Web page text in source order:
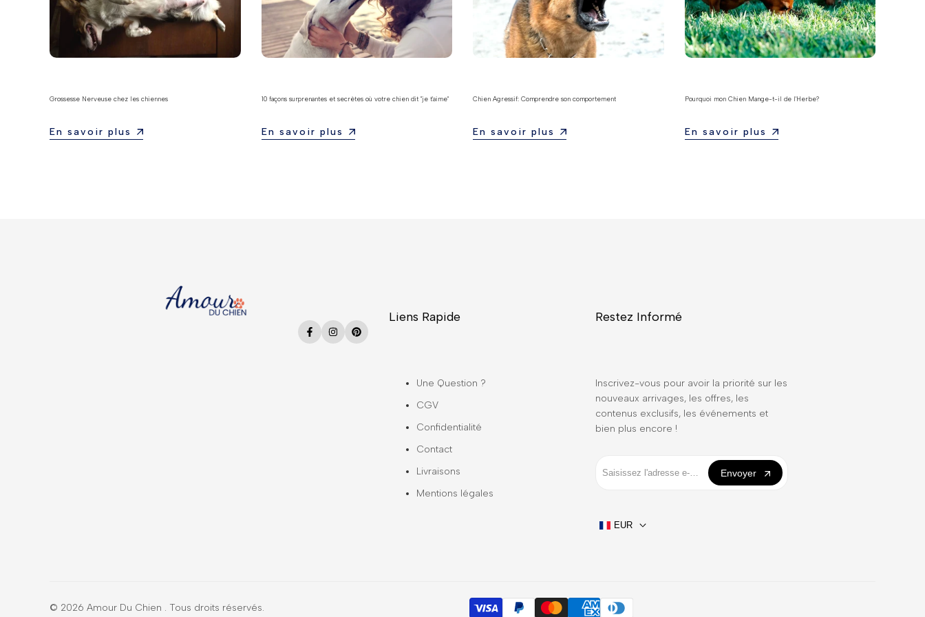
Grossesse Nerveuse chez les chiennes
En savoir plus
10 façons surprenantes et secrètes où votre chien dit "je t'aime"
En savoir plus
Chien Agressif: Comprendre son comportement
En savoir plus
Pourquoi mon Chien Mange-t-il de l'Herbe?
En savoir plus
Facebook
InstagramPinterest
Liens Rapide
Une Question ?
CGV
Confidentialité
Contact
Livraisons
Mentions légales
Restez Informé
Inscrivez-vous pour avoir la priorité sur les
nouveaux arrivages, les offres, les
contenus exclusifs, les événements et
bien plus encore !
Envoyer
EUR
© 2026 Amour Du Chien . Tous droits réservés.